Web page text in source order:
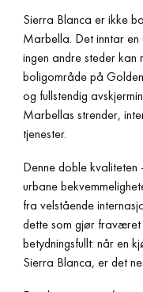
Sierra Blanca er ikke
Marbella. Det inntar en
ingen andre steder kan
boligområde på
og fullstendig
Marbellas strender,
tjenester.
Denne doble
urbane
fra velstående
dette som gjør
betydningsfullt: når en
Sierra Blanca, er det